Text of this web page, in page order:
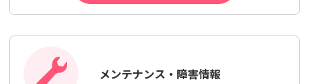
メンテナンス・障害情報